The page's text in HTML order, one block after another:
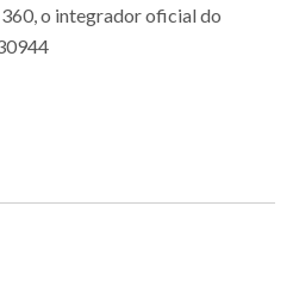
o integrador oficial do